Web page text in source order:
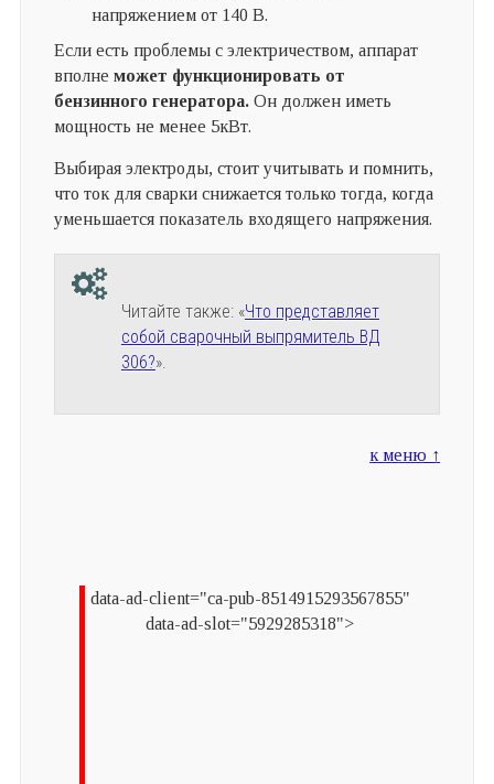
напряжением от 140 В.
Если есть проблемы с электричеством, аппарат
вполне может функционировать от
бензинного генератора.Он должен иметь
мощность не менее 5кВт.
Выбирая электроды, стоит учитывать и помнить,
что ток для сварки снижается только тогда, когда
уменьшается показатель входящего напряжения.
Читайте также: «Что представляет
собой сварочный выпрямитель ВД
306?».
к меню ↑
data-ad-client="ca-pub-8514915293567855"
data-ad-slot="5929285318">